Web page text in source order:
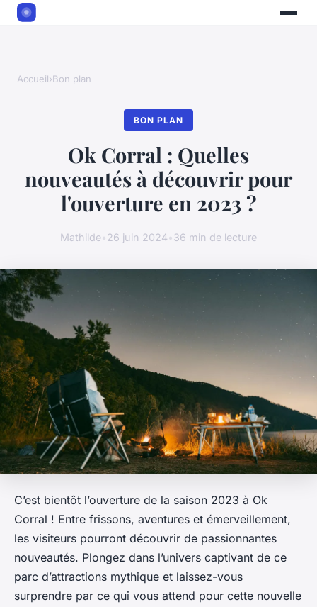
Accueil›Bon plan
BON PLAN
Ok Corral : Quelles
nouveautés à découvrir pour
l'ouverture en 2023 ?
Mathilde•26 juin 2024•36 min de lecture
C’est bientôt l’ouverture de la saison 2023 à Ok
Corral ! Entre frissons, aventures et émerveillement,
les visiteurs pourront découvrir de passionnantes
nouveautés. Plongez dans l’univers captivant de ce
parc d’attractions mythique et laissez-vous
surprendre par ce qui vous attend pour cette nouvelle